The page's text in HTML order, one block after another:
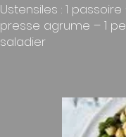
Ustensiles : 1
presse agrume – 1
saladier